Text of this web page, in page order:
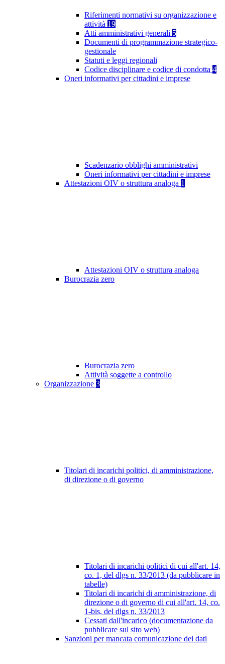
Riferimenti normativi su organizzazione e
attività 19
Atti amministrativi generali 5
Documenti di programmazione strategico-
gestionale
Statuti e leggi regionali
Codice disciplinare e codice di condotta 4
Oneri informativi per cittadini e imprese
Scadenzario obblighi amministrativi
Oneri informativi per cittadini e imprese
Attestazioni OIV o struttura analoga 1
Attestazioni OIV o struttura analoga
Burocrazia zero
Burocrazia zero
Attività soggette a controllo
Organizzazione 3
Titolari di incarichi politici, di amministrazione,
di direzione o di governo
Titolari di incarichi politici di cui all'art. 14,
co. 1, del dlgs n. 33/2013 (da pubblicare in
tabelle)
Titolari di incarichi di amministrazione, di
direzione o di governo di cui all'art. 14, co.
1-bis, del dlgs n. 33/2013
Cessati dall'incarico (documentazione da
pubblicare sul sito web)
Sanzioni per mancata comunicazione dei dati